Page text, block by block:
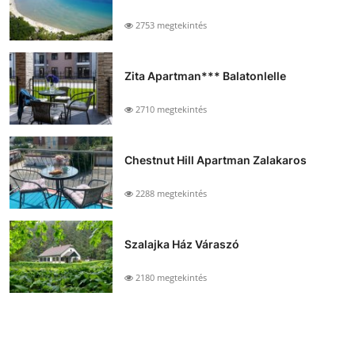
2753 megtekintés
Zita Apartman*** Balatonlelle
2710 megtekintés
Chestnut Hill Apartman Zalakaros
2288 megtekintés
Szalajka Ház Váraszó
2180 megtekintés